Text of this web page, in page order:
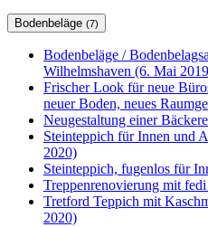
Bodenbeläge (7)
Bodenbeläge /
Wilhelmshaven (6. Mai
Frischer Look für neue
neuer Boden, neues
Neugestaltung einer
Steinteppich für Innen und
2020)
Steinteppich, fugenlos für
Treppenrenovierung mit
Tretford Teppich mit
2020)